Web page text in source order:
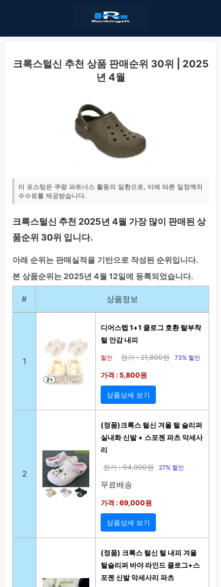
크록스털신 추천 상품 판매순위 30위 | 2025
년 4월
이 포스팅은 쿠팡 파트너스 활동의 일환으로, 이에 따른 일정액의
수수료를 제공받습니다.
크록스털신 추천 2025년 4월 가장 많이 판매된 상
품순위 30위 입니다.
아래 순위는 판매실적을 기반으로 작성된 순위입니다.
본 상품순위는 2025년 4월 12일에 등록되었습니다.
# 상품정보
1
디어스텝 1+1 클로그 호환 탈부착
털 안감 내피
할인 정가 : 21,800원 73% 할인
가격 : 5,800원
상품상세 보기
2
(정품)크록스 털신 겨울 털 슬리퍼
실내화 신발 + 스포젠 파츠 악세사
리
정가 : 94,900원 27% 할인
무료배송
가격 : 69,000원
상품상세 보기
(정품) 크록스 털신 털 내피 겨울
털슬리퍼 바야 라인드 클로그+스
포젠 신발 악세사리 파츠